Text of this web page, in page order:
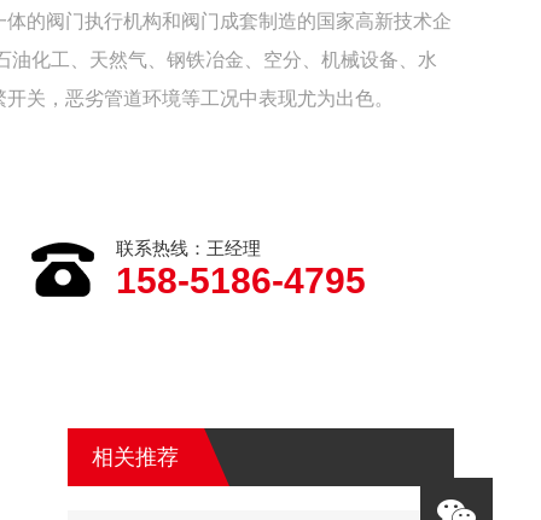
的阀门执行机构和阀门成套制造的国家高新技术企
油化工、天然气、钢铁冶金、空分、机械设备、水
关，恶劣管道环境等工况中表现尤为出色。
联系热线：王经理
158-5186-4795
相关推荐